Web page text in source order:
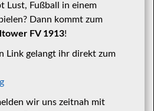
Lust, Fußball in einem
Dann kommt zum
FV 1913!
Link gelangt ihr direkt zum
wir uns zeitnah mit